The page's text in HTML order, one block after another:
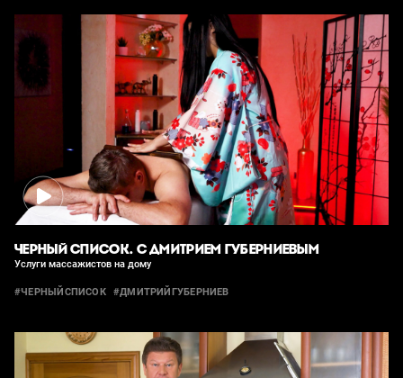
ЧЕРНЫЙ СПИСОК. С ДМИТРИЕМ ГУБЕРНИЕВЫМ
Услуги массажистов на дому
#ЧЕРНЫЙСПИСОК #ДМИТРИЙГУБЕРНИЕВ